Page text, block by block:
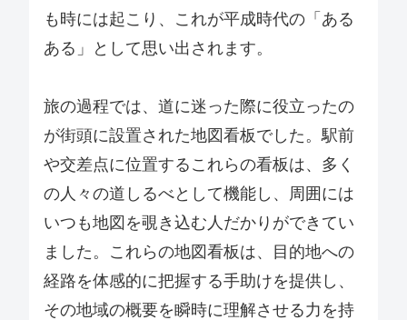
も時には起こり、これが平成時代の「ある
ある」として思い出されます。
旅の過程では、道に迷った際に役立ったの
が街頭に設置された地図看板でした。駅前
や交差点に位置するこれらの看板は、多く
の人々の道しるべとして機能し、周囲には
いつも地図を覗き込む人だかりができてい
ました。これらの地図看板は、目的地への
経路を体感的に把握する手助けを提供し、
その地域の概要を瞬時に理解させる力を持